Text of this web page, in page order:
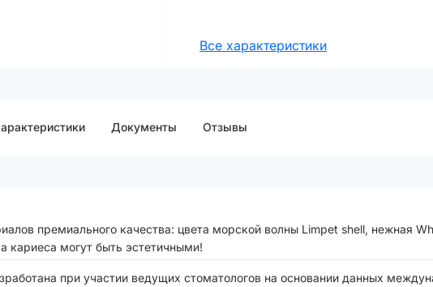
Все характеристики
Документы Отзывы
премиального качества: цвета морской волны Limpet shell, нежная
кариеса могут быть эстетичными!
при участии ведущих стоматологов на основании данных